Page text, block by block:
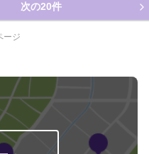
次の20件
ージ